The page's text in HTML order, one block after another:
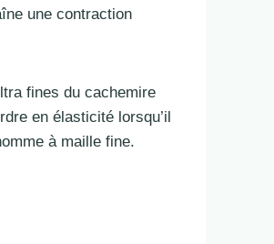
une contraction
fines du cachemire
en élasticité lorsqu’il
à maille fine.